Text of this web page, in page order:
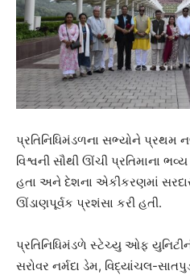
પ્રતિનિધિમંડળના સભ્યોને પ્રથમ
વિશ્વની સૌથી ઊંચી પ્રતિમાના
હતા અને દેશના એકીકરણમાં
ઊંડાણપૂર્વક પ્રશંસા કરી હતી.
પ્રતિનિધિમંડળે સ્ટેચ્યુ ઓફ
સરોવર નર્મદા ડેમ, વિદ્યાંચલ-